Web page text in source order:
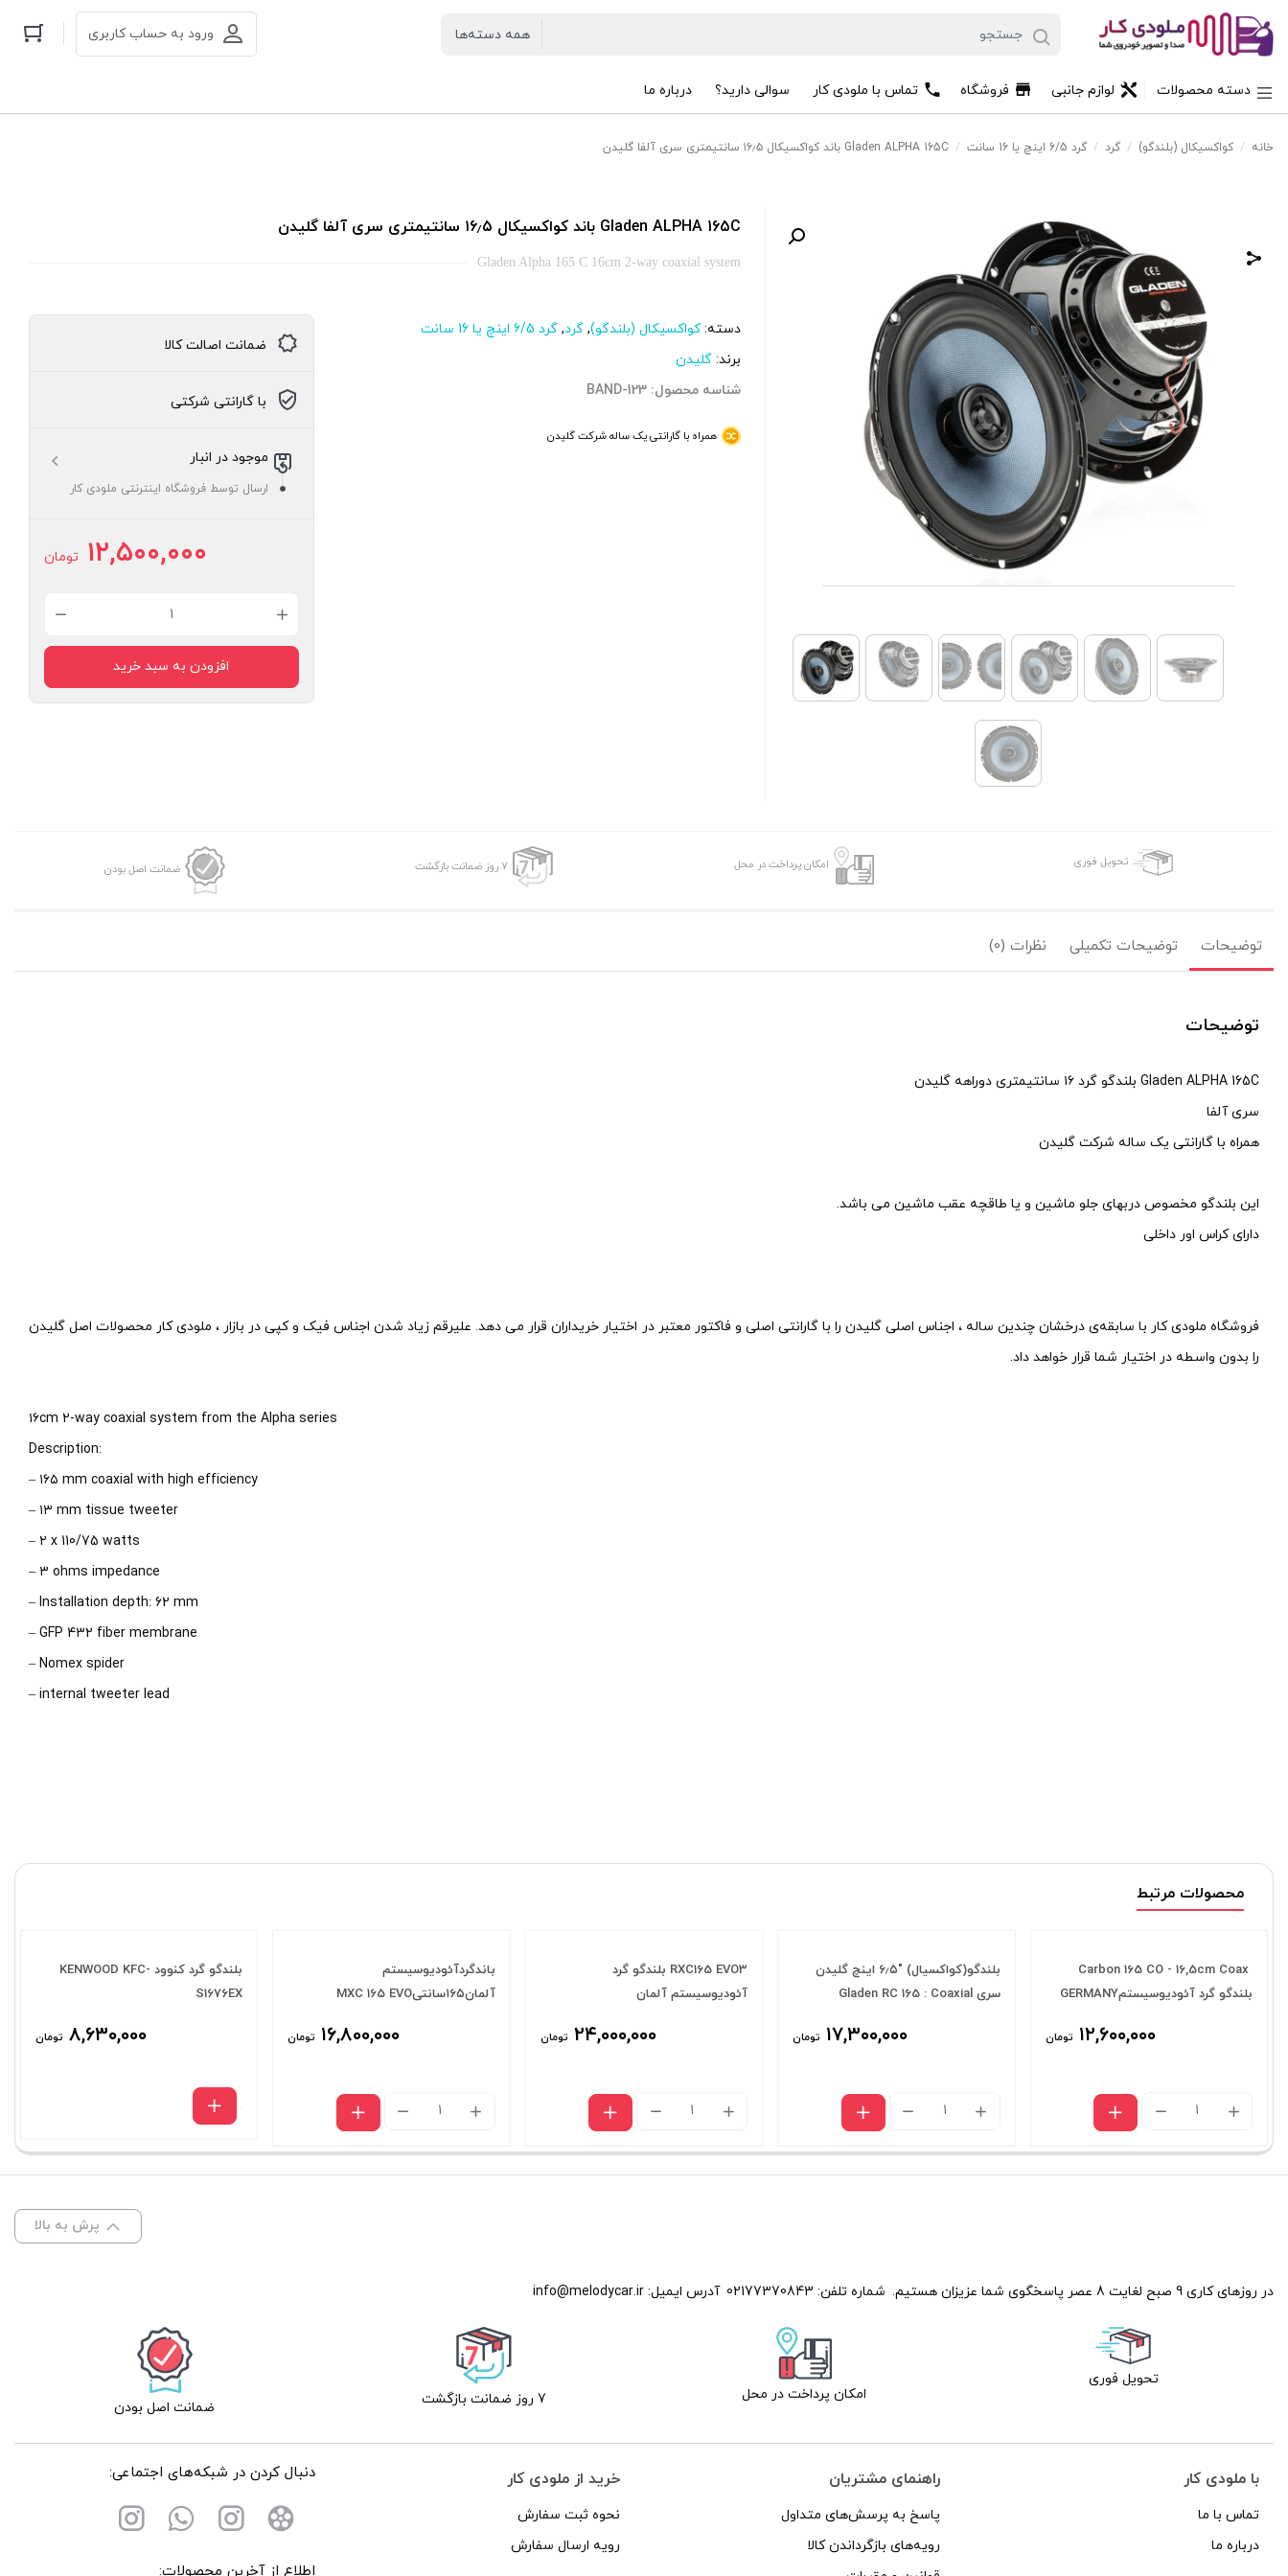
ورود به حساب کاربری
دسته محصولات لوازم جانبی فروشگاه تماس با ملودی کار سوالی دارید؟ درباره ما
خانه / کواکسیکال (بلندگو) / گرد / گرد 6/5 اینچ یا 16 سانت / Gladen ALPHA 165C باند کواکسیکال ۱۶٫۵ سانتیمتری سری آلفا گلیدن
Gladen ALPHA 165C باند کواکسیکال ۱۶٫۵ سانتیمتری سری آلفا گلیدن
Gladen Alpha 165 C 16cm 2-way coaxial system
دسته:کواکسیکال (بلندگو),گرد,گرد 6/5 اینچ یا 16 سانت
برند:گلیدن
شناسه محصول: BAND-123
همراه با گارانتی یک ساله شرکت گلیدن
ضمانت اصالت کالا
با گارانتی شرکتی
موجود در انبار
ارسال توسط فروشگاه اینترنتی ملودی کار
۱۲,۵۰۰,۰۰۰ تومان
باند
افزودن به سبد خرید
تحویل فوری امکان پرداخت در محل 7 روز ضمانت بازگشت ضمانت اصل بودن
توضیحات توضیحات تکمیلی نظرات (0)
توضیحات
Gladen ALPHA 165C بلندگو گرد ۱۶ سانتیمتری دوراهه گلیدن
سری آلفا
همراه با گارانتی یک ساله شرکت گلیدن
این بلندگو مخصوص دربهای جلو ماشین و یا طاقچه عقب ماشین می باشد.
دارای کراس اور داخلی
فروشگاه ملودی‌ کار با سابقه‌ی درخشان چندین ساله ، اجناس اصلی گلیدن را با گارانتی اصلی و فاکتور معتبر در اختیار خریداران قرار می دهد. علیرقم زیاد شدن اجناس فیک و کپی در بازار ، ملودی کار محصولات اصل گلیدن
را بدون واسطه در اختیار شما قرار خواهد داد.
۱۶cm 2-way coaxial system from the Alpha series
Description:
– ۱۶۵ mm coaxial with high efficiency
– ۱۳ mm tissue tweeter
– ۲ x 110/75 watts
– ۳ ohms impedance
– Installation depth: 62 mm
– GFP 432 fiber membrane
– Nomex spider
– internal tweeter lead
محصولات مرتبط
Carbon 165 CO - 16,5cm Coax
بلندگو گرد آئودیوسیستمGERMANY
۱۲,۶۰۰,۰۰۰ تومان
Carbon
165
بلندگو
عدد
بلندگو(کواکسیال) "۶٫۵ اینچ گلیدن
سری Gladen RC 165 : Coaxial
۱۷,۳۰۰,۰۰۰ تومان
بلندگو(کواکسیال)
"۶٫۵
RC
عدد
RXC165 EVO3 بلندگو گرد
آئودیوسیستم آلمان
۲۴,۰۰۰,۰۰۰ تومان
RXC165
EVO3
عدد
باندگردآئودیوسیستم
آلمان۱۶۵سانتیMXC 165 EVO
۱۶,۸۰۰,۰۰۰ تومان
باندگردآئودیوسیستم
بلندگو گرد کنوود KENWOOD KFC-
S1676EX
۸,۶۳۰,۰۰۰ تومان
پرش به بالا
در روزهای کاری 9 صبح لغایت 8 عصر پاسخگوی شما عزیزان هستیم. شماره تلفن: 02177370843 آدرس ایمیل: info@melodycar.ir
تحویل فوری
امکان پرداخت در محل
7 روز ضمانت بازگشت ضمانت اصل بودن
با ملودی کار
تماس با ما
درباره ما
راهنمای مشتریان
پاسخ به پرسش‌های متداول
رویه‌های بازگرداندن کالا
خرید از ملودی کار
نحوه ثبت سفارش
رویه ارسال سفارش
دنبال کردن در شبکه‌های اجتماعی:
اطلاع از آخرین محصولات: